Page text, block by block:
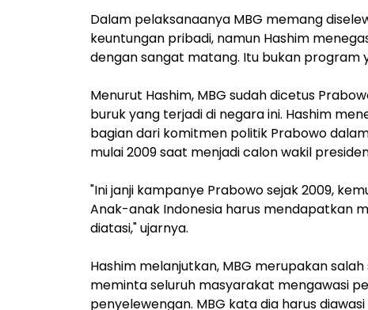
Dalam pelaksanaanya MBG memang
keuntungan pribadi, namun Hashim
dengan sangat matang. Itu bukan program
Menurut Hashim, MBG sudah dicetus
buruk yang terjadi di negara ini. Hashim
bagian dari komitmen politik Prabowo
mulai 2009 saat menjadi calon wakil
"Ini janji kampanye Prabowo sejak 2009,
Anak-anak Indonesia harus mendapatkan
diatasi," ujarnya.
Hashim melanjutkan, MBG merupakan
meminta seluruh masyarakat mengawasi
penyelewengan. MBG kata dia harus